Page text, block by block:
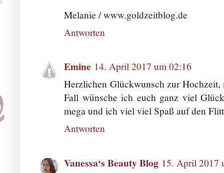
Melanie / www.goldzeitblog.de
Antworten
Emine 14. April 2017 um 02:16
Herzlichen Glückwunsch zur Hochzeit,
Fall wünsche ich euch ganz viel
mega und ich viel viel Spaß auf den
Antworten
Vanessa‘s Beauty Blog 15. April 2017